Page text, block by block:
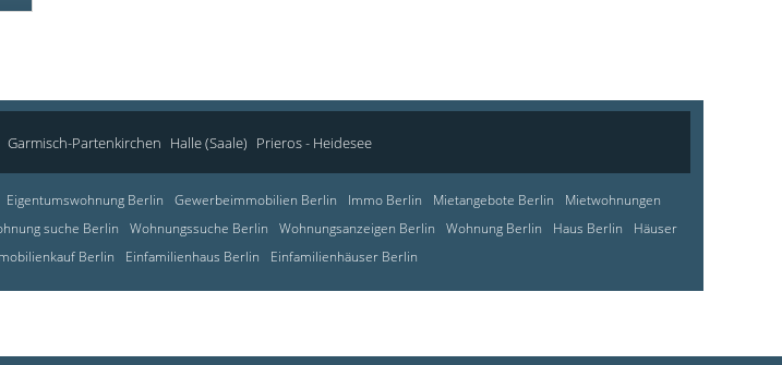
Garmisch-Partenkirchen Halle (Saale) Prieros - Heidesee
Eigentumswohnung Berlin Gewerbeimmobilien Berlin Immo Berlin Mietangebote Berlin
Mietwohnungen
suche Berlin Wohnungssuche Berlin Wohnungsanzeigen Berlin Wohnung Berlin Haus Berlin
Häuser
Berlin Einfamilienhaus Berlin Einfamilienhäuser Berlin